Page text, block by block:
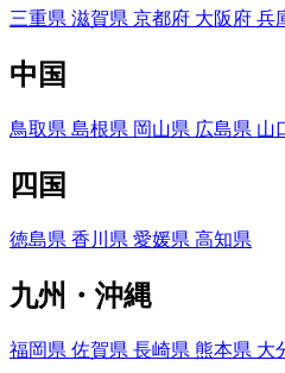
三重県 滋賀県 京都府 大阪府 兵
中国
鳥取県 島根県 岡山県 広島県 山
四国
徳島県 香川県 愛媛県 高知県
九州・沖縄
福岡県 佐賀県 長崎県 熊本県 大